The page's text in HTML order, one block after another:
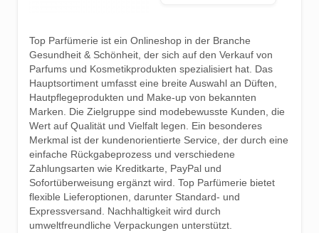
Top Parfümerie ist ein Onlineshop in der Branche
Gesundheit & Schönheit, der sich auf den Verkauf von
Parfums und Kosmetikprodukten spezialisiert hat. Das
Hauptsortiment umfasst eine breite Auswahl an Düften,
Hautpflegeprodukten und Make-up von bekannten
Marken. Die Zielgruppe sind modebewusste Kunden, die
Wert auf Qualität und Vielfalt legen. Ein besonderes
Merkmal ist der kundenorientierte Service, der durch eine
einfache Rückgabeprozess und verschiedene
Zahlungsarten wie Kreditkarte, PayPal und
Sofortüberweisung ergänzt wird. Top Parfümerie bietet
flexible Lieferoptionen, darunter Standard- und
Expressversand. Nachhaltigkeit wird durch
umweltfreundliche Verpackungen unterstützt.